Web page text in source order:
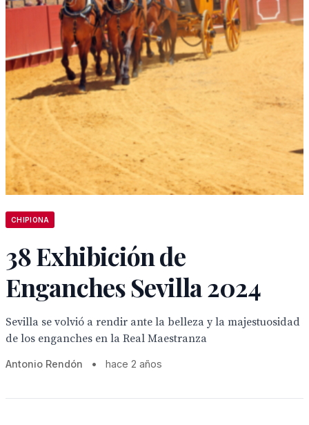
CHIPIONA
38 Exhibición de
Enganches Sevilla 2024
Sevilla se volvió a rendir ante la belleza y la majestuosidad
de los enganches en la Real Maestranza
Antonio Rendón • hace 2 años